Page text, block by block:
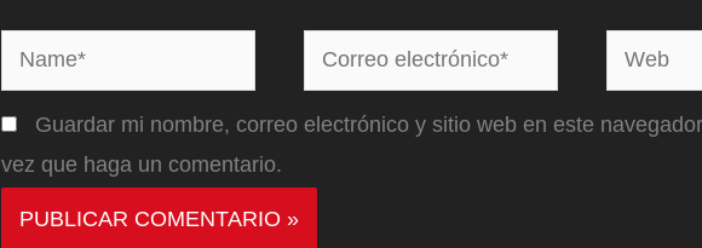
Name*
Correo
electrónico*
Web
Guardar mi nombre, correo electrónico y sitio web en este
vez que haga un comentario.